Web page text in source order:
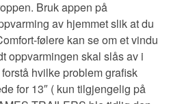
Bruk appen på
av hjemmet slik at du
følere kan se om et vindu
oppvarmingen skal slås av i
hvilke problem grafisk
for 13″ ( kun tilgjengelig på